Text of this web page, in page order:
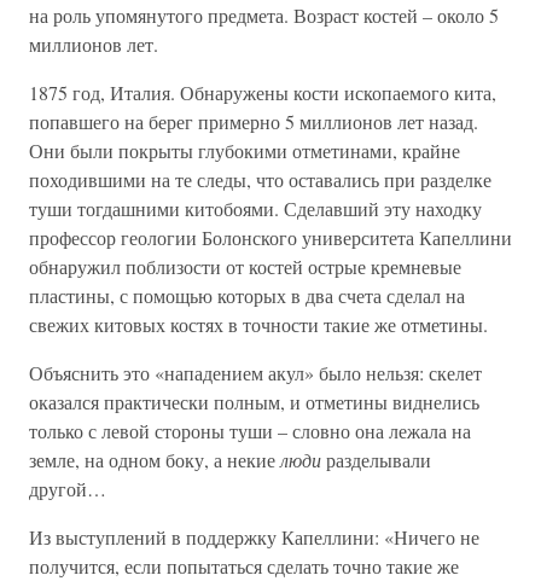
на роль упомянутого предмета. Возраст костей – около 5
миллионов лет.
1875 год, Италия. Обнаружены кости ископаемого кита,
попавшего на берег примерно 5 миллионов лет назад.
Они были покрыты глубокими отметинами, крайне
походившими на те следы, что оставались при разделке
туши тогдашними китобоями. Сделавший эту находку
профессор геологии Болонского университета Капеллини
обнаружил поблизости от костей острые кремневые
пластины, с помощью которых в два счета сделал на
свежих китовых костях в точности такие же отметины.
Объяснить это «нападением акул» было нельзя: скелет
оказался практически полным, и отметины виднелись
только с левой стороны туши – словно она лежала на
земле, на одном боку, а некиелюдиразделывали
другой…
Из выступлений в поддержку Капеллини: «Ничего не
получится, если попытаться сделать точно такие же